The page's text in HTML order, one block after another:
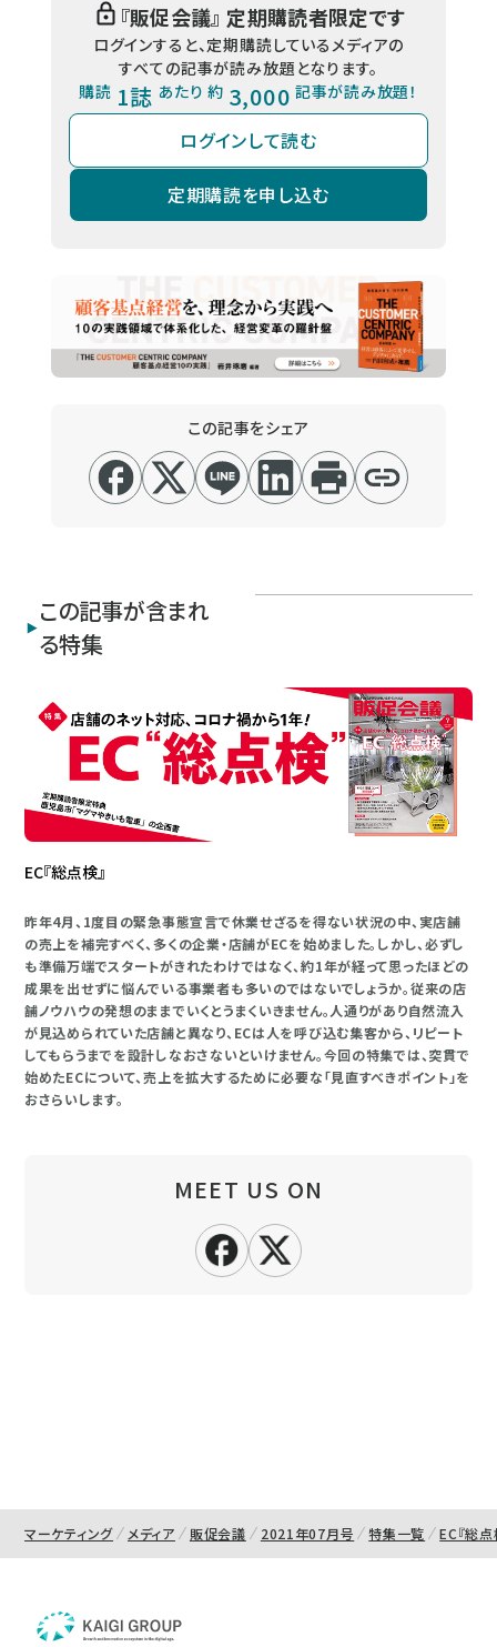
『販促会議』 定期購読者限定です
ログインすると、定期購読しているメディアの
すべての記事が読み放題となります。
購読 1誌 あたり 約 3,000 記事が読み放題！
ログインして読む
定期購読を申し込む
この記事をシェア
この記事が含まれ
る特集
EC『総点検』
昨年4月、1度目の緊急事態宣言で休業せざるを得ない状況の中、実店舗
の売上を補完すべく、多くの企業・店舗がECを始めました。しかし、必ずし
も準備万端でスタートがきれたわけではなく、約1年が経って思ったほどの
成果を出せずに悩んでいる事業者も多いのではないでしょうか。従来の店
舗ノウハウの発想のままでいくとうまくいきません。人通りがあり自然流入
が見込められていた店舗と異なり、ECは人を呼び込む集客から、リピート
してもらうまでを設計しなおさないといけません。今回の特集では、突貫で
始めたECについて、売上を拡大するために必要な「見直すべきポイント」を
おさらいします。
MEET US ON
マーケティング メディア 販促会議 2021年07月号 特集一覧 EC『総点